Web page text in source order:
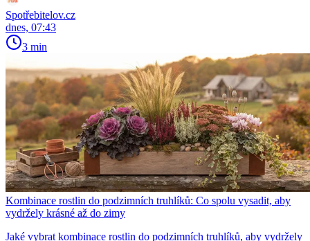
Spotřebitelov.cz
dnes, 07:43
3 min
Kombinace rostlin do podzimních truhlíků: Co spolu vysadit, aby
vydržely krásné až do zimy
Jaké vybrat kombinace rostlin do podzimních truhlíků, aby vydržely